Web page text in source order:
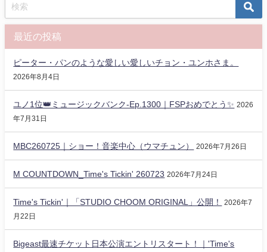
最近の投稿
ピーター・パンのような愛しい愛しいチョン・ユンホさま。
2026年8月4日
ユノ1位👑ミュージックバンク-Ep.1300｜FSPおめでとう✨️ 2026
年7月31日
MBC260725｜ショー！音楽中心（ウマチュン） 2026年7月26日
M COUNTDOWN_Time's Tickin' 260723 2026年7月24日
Time's Tickin'｜「STUDIO CHOOM ORIGINAL」公開！
2026年7
月22日
Bigeast最速チケット日本公演エントリスタート！｜'Time's